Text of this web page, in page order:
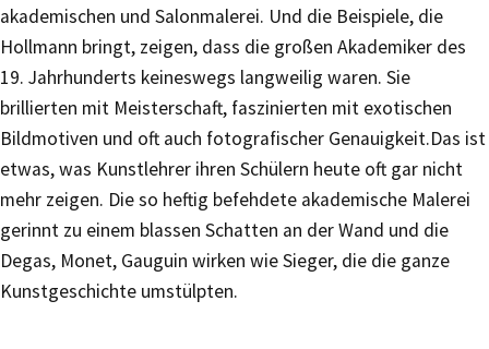
akademischen und Salonmalerei. Und die Beispiele, die
Hollmann bringt, zeigen, dass die großen Akademiker des
19. Jahrhunderts keineswegs langweilig waren. Sie
brillierten mit Meisterschaft, faszinierten mit exotischen
Bildmotiven und oft auch fotografischer Genauigkeit.Das ist
etwas, was Kunstlehrer ihren Schülern heute oft gar nicht
mehr zeigen. Die so heftig befehdete akademische Malerei
gerinnt zu einem blassen Schatten an der Wand und die
Degas, Monet, Gauguin wirken wie Sieger, die die ganze
Kunstgeschichte umstülpten.